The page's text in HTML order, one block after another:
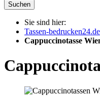
Suchen
Sie sind hier:
Tassen-bedrucken24.de
Cappuccinotasse